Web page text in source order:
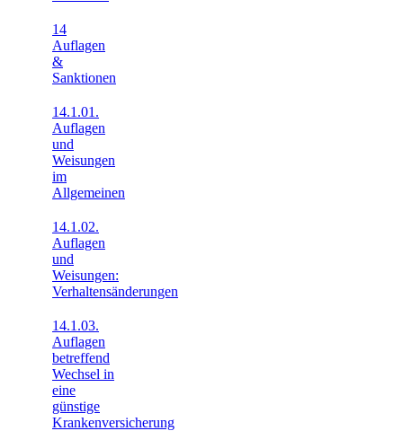
14
Auflagen
&
Sanktionen
14.1.01.
Auflagen
und
Weisungen
im
Allgemeinen
14.1.02.
Auflagen
und
Weisungen:
Verhaltensänderungen
14.1.03.
Auflagen
betreffend
Wechsel in
eine
günstige
Krankenversicherung